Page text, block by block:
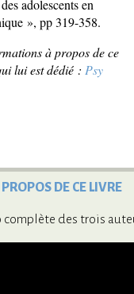
adolescents en
», pp 319-358.
à propos de ce
lui est dédié : Psy
DE CE LIVRE
complète des trois